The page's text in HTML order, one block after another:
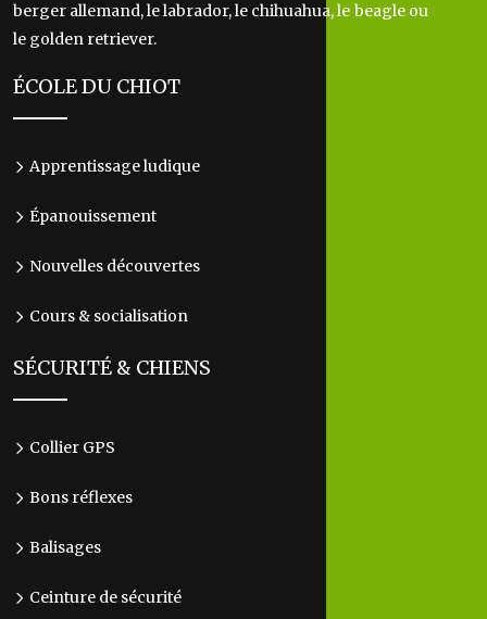
berger allemand, le labrador, le chihuahua, le beagle ou
le golden retriever.
ÉCOLE DU CHIOT
Apprentissage ludique
Épanouissement
Nouvelles découvertes
Cours & socialisation
SÉCURITÉ & CHIENS
Collier GPS
Bons réflexes
Balisages
Ceinture de sécurité